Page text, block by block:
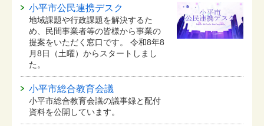
小平市公民連携デスク
地域課題や行政課題を解決するた
め、民間事業者等の皆様から事業の
提案をいただく窓口です。 令和8年8
月8日（土曜）からスタートしまし
た。
小平市総合教育会議
小平市総合教育会議の議事録と配付
資料を公開しています。